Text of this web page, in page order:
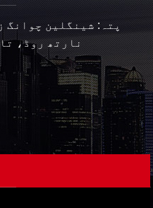
نارتھ روڈ،